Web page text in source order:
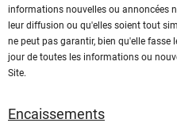
informations nouvelles ou annoncées
leur diffusion ou qu'elles soient tout
ne peut pas garantir, bien qu'elle fasse
jour de toutes les informations ou
Site.
Encaissements